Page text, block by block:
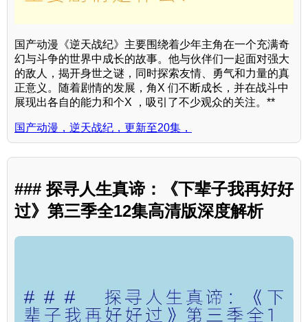
国产动漫《逆天战纪》主要围绕着少年主角在一个充满奇
幻与斗争的世界中成长的故事。他与伙伴们一起面对强大
的敌人，揭开身世之谜，同时探索友情、勇气和力量的真
正意义。随着剧情的发展，角X 们不断成长，并在战斗中
展现出各自的能力和个X ，吸引了不少观众的关注。**
国产动漫，逆天战纪，更新至20集，
### 探寻人生真谛：《下辈子我再好好
过》第三季全12集高清版深度解析